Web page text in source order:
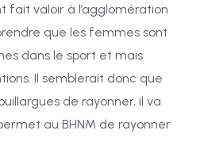
fait valoir à l’agglomération
que les femmes sont
dans le sport et mais
Il semblerait donc que
de rayonner, il va
au BHNM de rayonner